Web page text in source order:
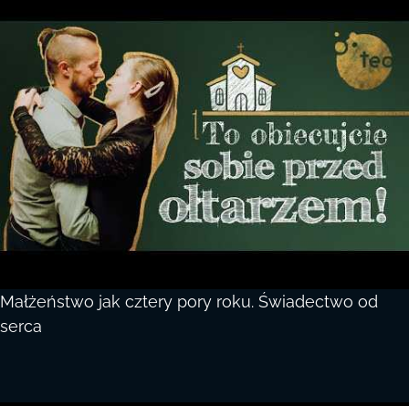
Małżeństwo jak cztery pory roku. Świadectwo od
serca